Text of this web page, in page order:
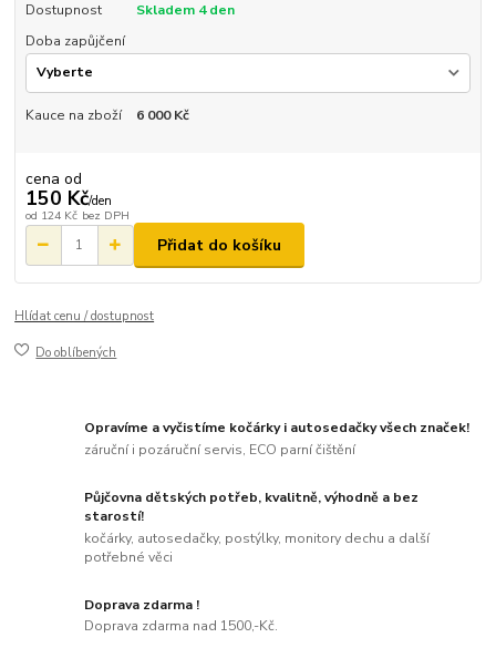
Dostupnost
Skladem 4 den
Doba zapůjčení
Kauce na zboží 6 000 Kč
cena od
150 Kč/den
od 124 Kč bez DPH
Přidat do košíku
Hlídat cenu / dostupnost
Do oblíbených
Opravíme a vyčistíme kočárky i autosedačky všech značek!
záruční i pozáruční servis, ECO parní čištění
Půjčovna dětských potřeb, kvalitně, výhodně a bez
starostí!
kočárky, autosedačky, postýlky, monitory dechu a další
potřebné věci
Doprava zdarma !
Doprava zdarma nad 1500,-Kč.